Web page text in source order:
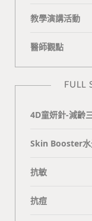
教學演講活動
醫師觀點
FULL
4D童妍針-減齡
Skin Booster水
抗敏
抗痘